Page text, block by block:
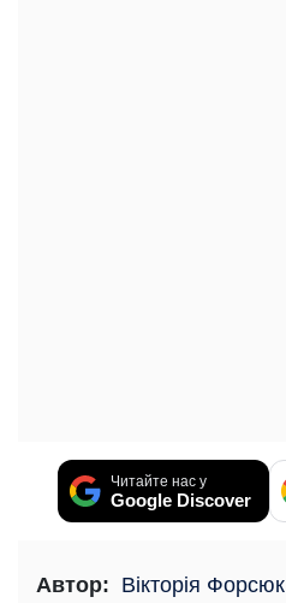
Читайте нас у
Google Discover
Автор: Вікторія Форсюк